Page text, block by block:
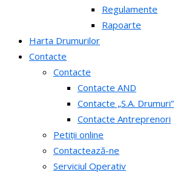
Regulamente
Rapoarte
Harta Drumurilor
Contacte
Contacte
Contacte AND
Contacte „S.A. Drumuri”
Contacte Antreprenori
Petiții online
Contactează-ne
Serviciul Operativ